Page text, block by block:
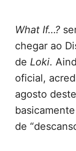
What If…?
chegar ao
de Loki.
oficial,
agosto
de